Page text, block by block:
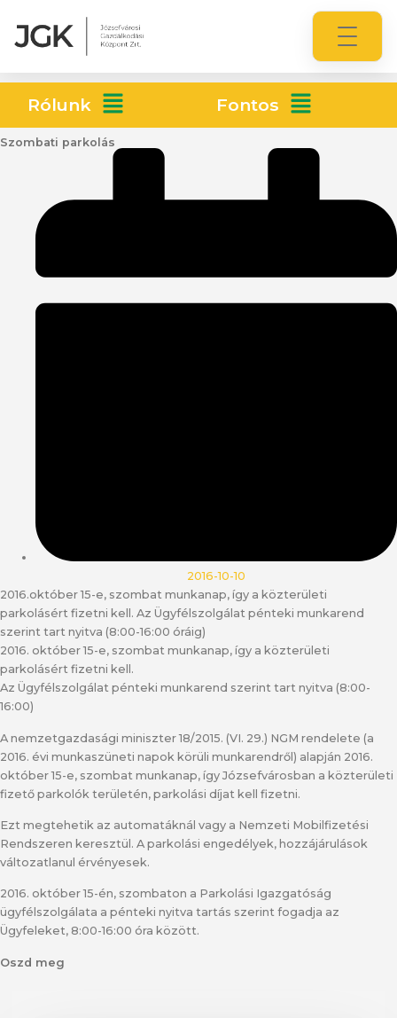
Rólunk Fontos
Szombati parkolás
2016-10-10
​2016.október 15-e, szombat munkanap, így a közterületi
parkolásért fizetni kell. Az Ügyfélszolgálat pénteki munkarend
szerint tart nyitva (8:00-16:00 óráig)
2016. október 15-e, szombat munkanap, így a közterületi
parkolásért fizetni kell.
Az Ügyfélszolgálat pénteki munkarend szerint tart nyitva (8:00-
16:00)
A nemzetgazdasági miniszter 18/2015. (VI. 29.) NGM rendelete (a
2016. évi munkaszüneti napok körüli munkarendről) alapján 2016.
október 15-e, szombat munkanap, így Józsefvárosban a közterületi
fizető parkolók területén, parkolási díjat kell fizetni.
Ezt megtehetik az automatáknál vagy a Nemzeti Mobilfizetési
Rendszeren keresztül. A parkolási engedélyek, hozzájárulások
változatlanul érvényesek.
2016. október 15-én, szombaton a Parkolási Igazgatóság
ügyfélszolgálata a pénteki nyitva tartás szerint fogadja az
Ügyfeleket, 8:00-16:00 óra között.
Oszd meg